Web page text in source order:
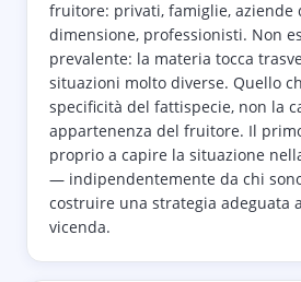
fruitore: privati, famiglie, aziende
dimensione, professionisti. Non
prevalente: la materia tocca
situazioni molto diverse. Quello
specificità del fattispecie, non la
appartenenza del fruitore. Il
proprio a capire la situazione
— indipendentemente da chi
costruire una strategia adeguata
vicenda.